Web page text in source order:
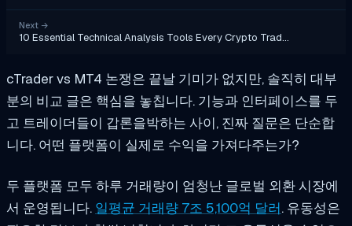
Next →
10 Essential Technical Analysis Tools Every Crypto Trad…
cTrader vs MT4 논쟁은 끝날 기미가 없지만, 솔직히 대부
분의 비교 글은 핵심을 놓칩니다. 기능과 인터페이스를 두
고 트레이더들이 갑론을박하는 사이, 진짜 질문은 단순합
니다. 어떤 플랫폼이 실제로 수익을 가져다주는가?
두 플랫폼 모두 하루 거래량이 엄청난 글로벌 외환 시장에
서 운영됩니다. 일평균 거래량 7조 5,100억 달러. 유동성은